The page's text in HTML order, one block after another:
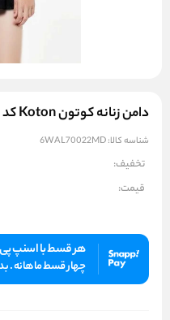
دامن زنانه کوتون Koton کد 6WAL70022MD
شناسه کالا:6WAL70022MD
تخفیف:
قیمت:
هر قسط با اسنپ
چهار قسط ماهانه .